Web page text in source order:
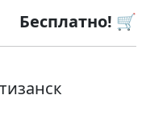
Бесплатно! 🛒